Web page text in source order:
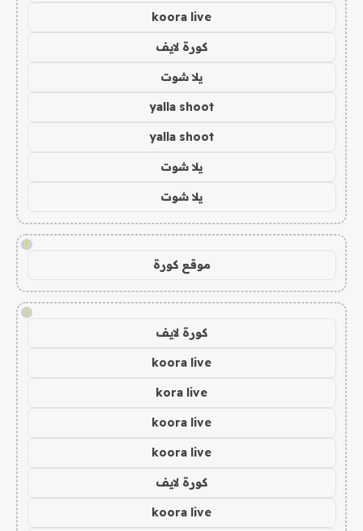
koora live
كورة لايف
يلا شوت
yalla shoot
yalla shoot
يلا شوت
يلا شوت
!
موقع كورة
!
كورة لايف
koora live
kora live
koora live
koora live
كورة لايف
koora live